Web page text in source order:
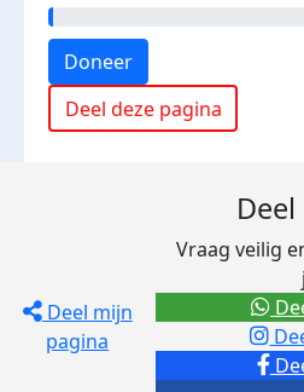
Doneer
Deel deze pagina
Deel mijn
pagina
Vraag veilig